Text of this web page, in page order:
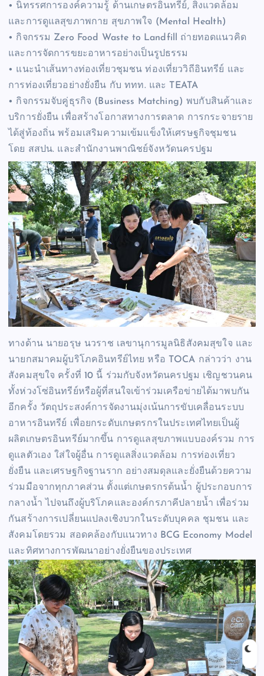
• นิทรรศการองค์ความรู้ ด้านเกษตรอินทรีย์, สิ่งแวดล้อม
และการดูแลสุขภาพกาย สุขภาพใจ (Mental Health)
• กิจกรรม Zero Food Waste to Landfill ถ่ายทอดแนวคิด
และการจัดการขยะอาหารอย่างเป็นรูปธรรม
• แนะนำเส้นทางท่องเที่ยวชุมชน ท่องเที่ยววิถีอินทรีย์ และ
การท่องเที่ยวอย่างยั่งยืน กับ ททท. และ TEATA
• กิจกรรมจับคู่ธุรกิจ (Business Matching) พบกับสินค้าและ
บริการยั่งยืน เพื่อสร้างโอกาสทางการตลาด การกระจายราย
ได้สู่ท้องถิ่น พร้อมเสริมความเข้มแข็งให้เศรษฐกิจชุมชน
โดย สสปน. และสำนักงานพาณิชย์จังหวัดนครปฐม
ทางด้าน นายอรุษ นวราช เลขานุการมูลนิธิสังคมสุขใจ และ
นายกสมาคมผู้บริโภคอินทรีย์ไทย หรือ TOCA กล่าวว่า งาน
สังคมสุขใจ ครั้งที่ 10 นี้ ร่วมกับจังหวัดนครปฐม เชิญชวนคน
ทั้งห่วงโซ่อินทรีย์หรือผู้ที่สนใจเข้าร่วมเครือข่ายได้มาพบกัน
อีกครั้ง วัตถุประสงค์การจัดงานมุ่งเน้นการขับเคลื่อนระบบ
อาหารอินทรีย์ เพื่อยกระดับเกษตรกรในประเทศไทยเป็นผู้
ผลิตเกษตรอินทรีย์มากขึ้น การดูแลสุขภาพแบบองค์รวม การ
ดูแลตัวเอง ใส่ใจผู้อื่น การดูแลสิ่งแวดล้อม การท่องเที่ยว
ยั่งยืน และเศรษฐกิจฐานราก อย่างสมดุลและยั่งยืนด้วยความ
ร่วมมือจากทุกภาคส่วน ตั้งแต่เกษตรกรต้นน้ำ ผู้ประกอบการ
กลางน้ำ ไปจนถึงผู้บริโภคและองค์กรภาคีปลายน้ำ เพื่อร่วม
กันสร้างการเปลี่ยนแปลงเชิงบวกในระดับบุคคล ชุมชน และ
สังคมโดยรวม สอดคล้องกับแนวทาง BCG Economy Model
และทิศทางการพัฒนาอย่างยั่งยืนของประเทศ